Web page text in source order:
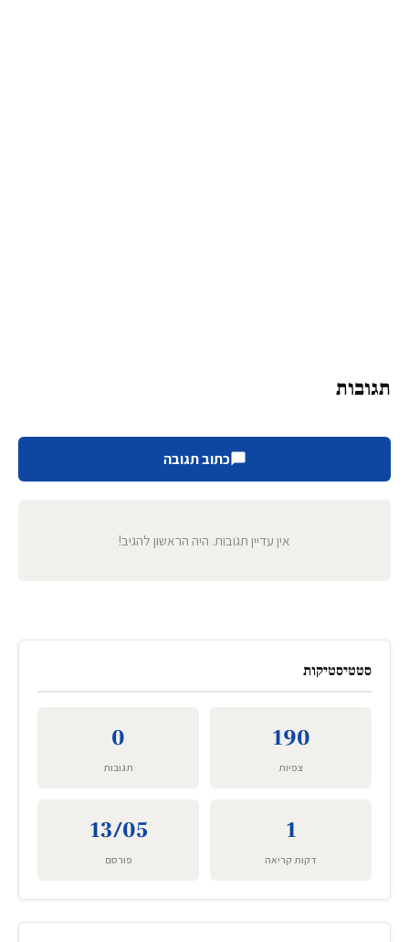
תגובות
כתוב תגובה
אין עדיין תגובות. היה הראשון להגיב!
סטטיסטיקות
190
צפיות
0
תגובות
1
דקות קריאה
13/05
פורסם